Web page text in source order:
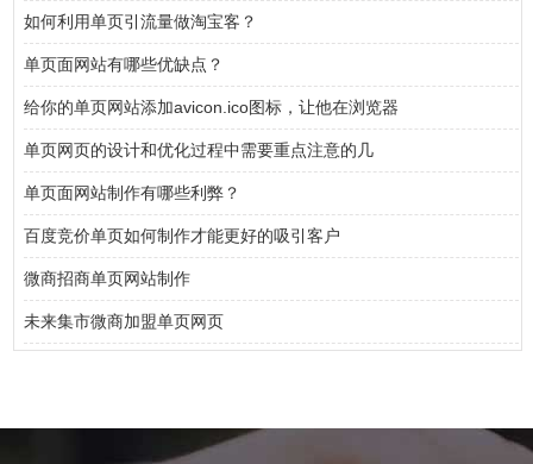
如何利用单页引流量做淘宝客？
单页面网站有哪些优缺点？
给你的单页网站添加avicon.ico图标，让他在浏览器
单页网页的设计和优化过程中需要重点注意的几
单页面网站制作有哪些利弊？
百度竞价单页如何制作才能更好的吸引客户
微商招商单页网站制作
未来集市微商加盟单页网页